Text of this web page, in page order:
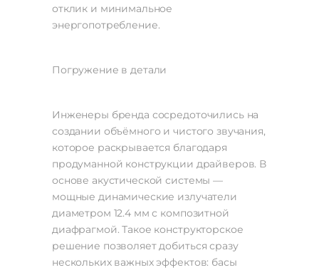
отклик и минимальное
энергопотребление.
Погружение в детали
Инженеры бренда сосредоточились на
создании объёмного и чистого звучания,
которое раскрывается благодаря
продуманной конструкции драйверов. В
основе акустической системы —
мощные динамические излучатели
диаметром 12.4 мм с композитной
диафрагмой. Такое конструкторское
решение позволяет добиться сразу
нескольких важных эффектов: басы